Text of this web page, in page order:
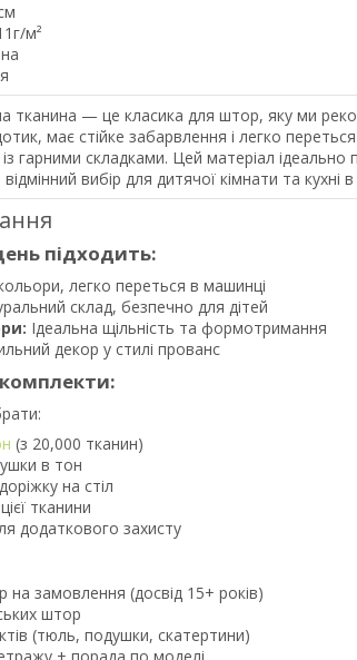
м²
тканина — це класика для штор, яку ми
має стійке забарвлення і легко
гарними складками. Цей матеріал
вибір для дитячої кімнати та кухні в
підходить:
кольори, легко переться в машинці
склад, безпечно для дітей
Ідеальна щільність та формотримання
декор у стилі прованс
(з 20,000 тканин)
в тон
на стіл
тканини
додаткового захисту
замовлення (досвід 15+ років)
штор
(тюль, подушки, скатертини)